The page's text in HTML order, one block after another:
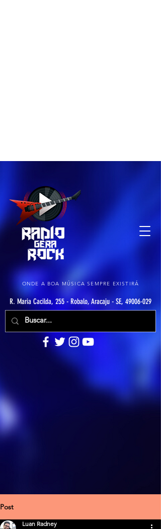
ONDE A BOA MÚSICA SEMPRE EXISTIRÁ
R. Maria Cacilda, 255 - Robalo, Aracaju - SE, 49006-029
Post
Luan Radney